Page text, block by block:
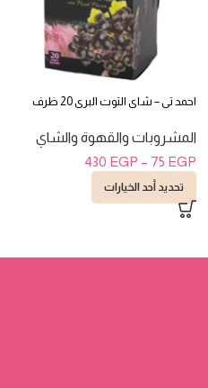
احمد تى – شاى التوت البرى 20 ظرف
المشروبات والقهوة والشاي
75 EGP
–
430 EGP
تحديد أحد الخيارات